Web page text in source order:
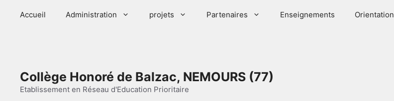
Accueil Administration projets Partenaires Enseignements Orientation
Collège Honoré de Balzac, NEMOURS (77)
Etablissement en Réseau d'Education Prioritaire